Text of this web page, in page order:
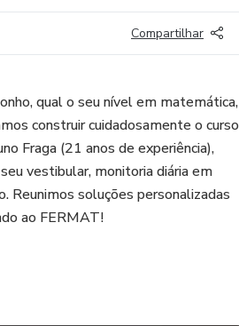
Compartilhar
qual o seu nível em matemática,
construir cuidadosamente o curso
Fraga (21 anos de experiência),
vestibular, monitoria diária em
Reunimos soluções personalizadas
ao FERMAT!